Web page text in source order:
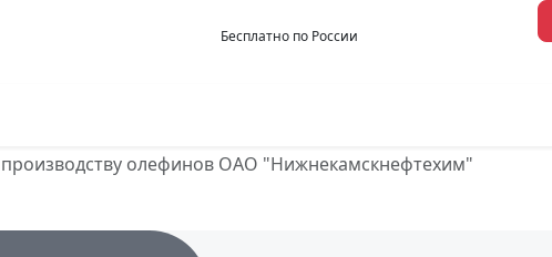
Бесплатно по России
олефинов ОАО "Нижнекамскнефтехим"